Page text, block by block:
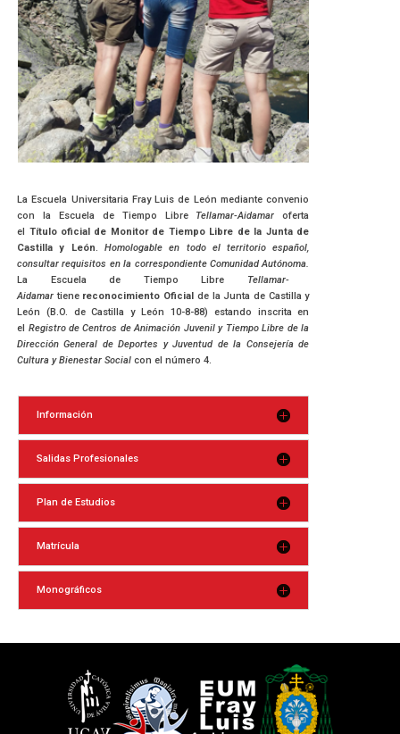
La Escuela Universitaria Fray Luis de León mediante convenio
con la Escuela de Tiempo Libre Tellamar-Aidamar oferta
el Título oficial de Monitor de Tiempo Libre de la Junta de
Castilla y León
Homologable en todo el territorio español,
consultar requisitos en la correspondiente Comunidad Autónoma.
La Escuela de Tiempo Libre Tellamar-
Aidamar tiene reconocimiento Oficial de la Junta de Castilla y
León (B.O. de Castilla y León 10-8-88) estando inscrita en
el Registro de Centros de Animación Juvenil y Tiempo Libre de la
Dirección General de Deportes y Juventud de la Consejería de
Cultura y Bienestar Social con el número 4.
Información
Salidas Profesionales
Plan de Estudios
Matrícula
Monográficos